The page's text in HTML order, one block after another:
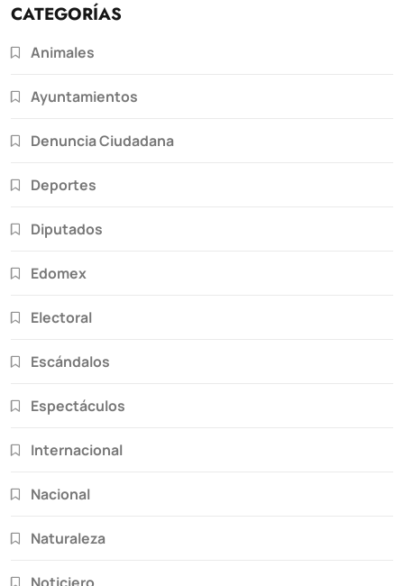
CATEGORÍAS
Animales
Ayuntamientos
Denuncia Ciudadana
Deportes
Diputados
Edomex
Electoral
Escándalos
Espectáculos
Internacional
Nacional
Naturaleza